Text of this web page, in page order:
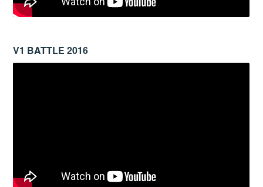
V1 BATTLE 2016